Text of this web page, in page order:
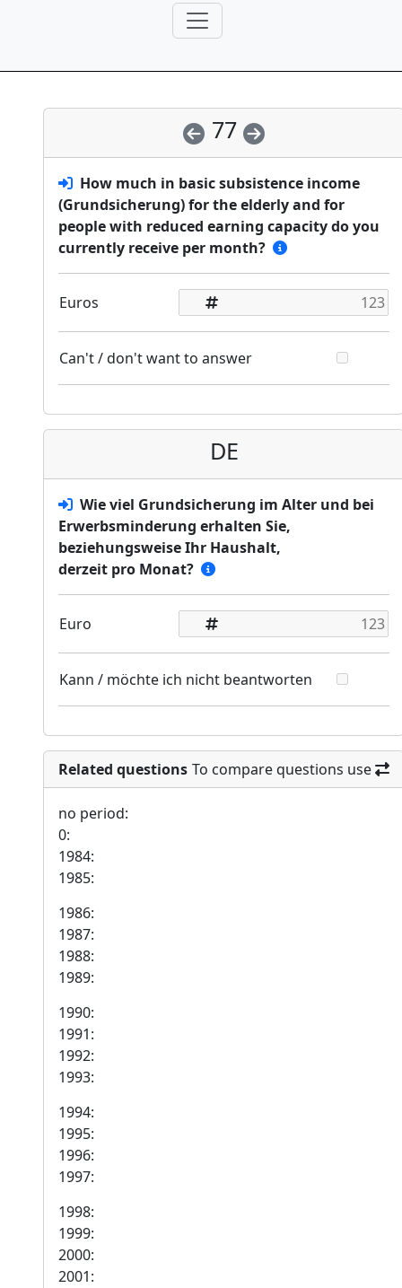
77
How much in basic subsistence income
(Grundsicherung) for the elderly and for
people with reduced earning capacity do you
currently receive per month?
Euros
Can't / don't want to answer
DE
Wie viel Grundsicherung im Alter und bei
Erwerbsminderung erhalten Sie,
beziehungsweise Ihr Haushalt,
derzeit pro Monat?
Euro
Kann / möchte ich nicht beantworten
Related questions To compare questions use
no period:
0:
1984:
1985:
1986:
1987:
1988:
1989:
1990:
1991:
1992:
1993:
1994:
1995:
1996:
1997:
1998:
1999:
2000:
2001: